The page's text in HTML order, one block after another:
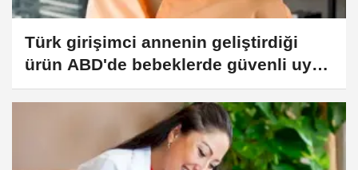
Türk girişimci annenin geliştirdiği
ürün ABD'de bebeklerde güvenli uyku
standardına yeni bir bakış açısı